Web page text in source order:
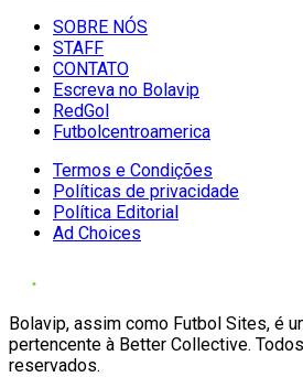
SOBRE NÓS
STAFF
CONTATO
Escreva no Bolavip
RedGol
Futbolcentroamerica
Termos e Condições
Políticas de privacidade
Política Editorial
Ad Choices
Bolavip, assim como Futbol Sites, é
pertencente à Better Collective.
reservados.